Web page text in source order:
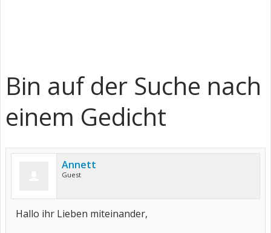
Bin auf der Suche nach
einem Gedicht
Annett
Guest
Hallo ihr Lieben miteinander,